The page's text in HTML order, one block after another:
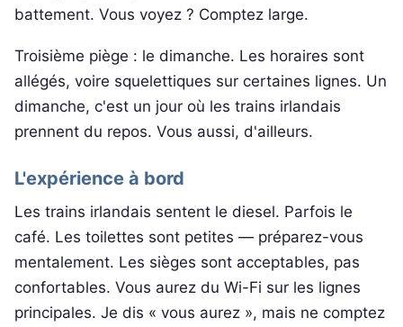
battement. Vous voyez ? Comptez large.
Troisième piège : le dimanche. Les horaires sont
allégés, voire squelettiques sur certaines lignes. Un
dimanche, c'est un jour où les trains irlandais
prennent du repos. Vous aussi, d'ailleurs.
L'expérience à bord
Les trains irlandais sentent le diesel. Parfois le
café. Les toilettes sont petites — préparez-vous
mentalement. Les sièges sont acceptables, pas
confortables. Vous aurez du Wi-Fi sur les lignes
principales. Je dis « vous aurez », mais ne comptez